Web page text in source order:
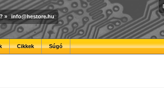
» info@hestore.hu
Cikkek Súgó